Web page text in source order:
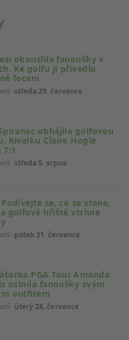
okouzlila fanoušky v
Ke golfu ji přivedlo
focení
středa 29. července
obhájila golfovou
Rivalku Claire Hogle
středa 5. srpna
se, co se stane,
golfové hřiště vtrhne
pátek 31. července
PGA Tour Amanda
oslnila fanoušky svým
outfitem
úterý 28. července
z různých
obsahu
aktivně
IAB: